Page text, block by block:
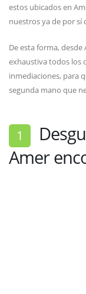
estos ubicados en
nuestros ya de por sí
De esta forma,
exhaustiva todos los
inmediaciones, para
segunda mano que
1
Amer